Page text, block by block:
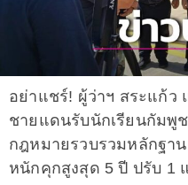
อย่าแชร์! ผู้ว่าฯ สระแก้ว
ชายแดนรับนักเรียนกัมพู
กฎหมายรวบรวมหลักฐา
หนักคุกสูงสุด 5 ปี ปรับ 1